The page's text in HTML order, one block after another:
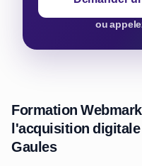
ou
Formation
l'acquisition
Gaules